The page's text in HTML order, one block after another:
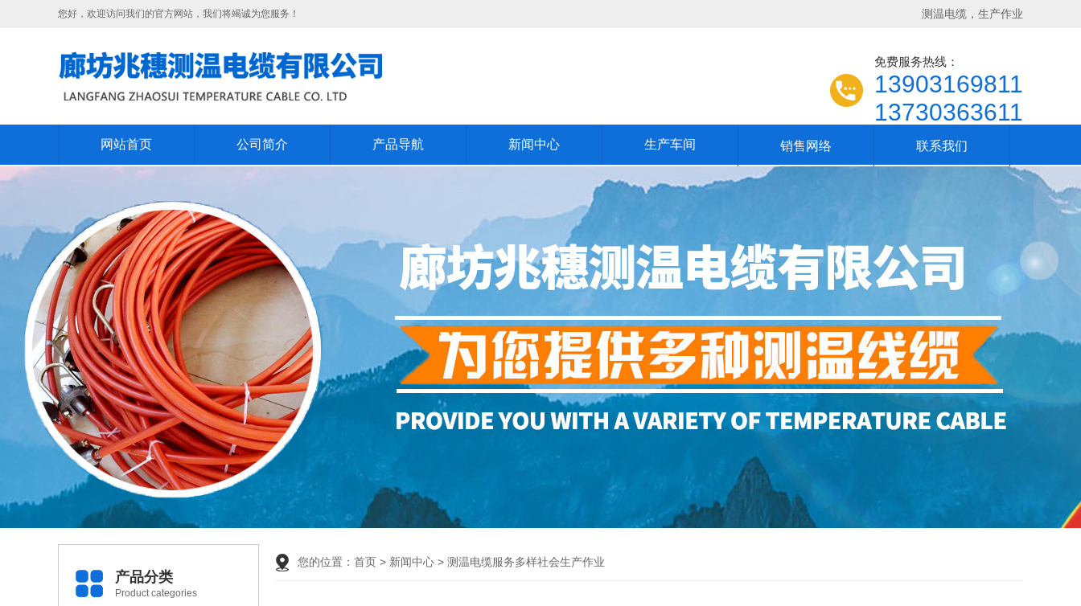
您好，欢迎访问我们的官方网站，我们将竭诚为您服务！ 测温电缆，生产作业
免费服务热线：
13903169811
13730363611
网站首页 公司简介 产品导航 新闻中心 生产车间 销售网络 联系我们
您的位置： 首页 > 新闻中心 > 测温电缆服务多样社会生产作业
产品分类
Product categories